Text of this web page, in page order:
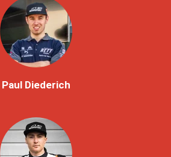
Paul Diederich